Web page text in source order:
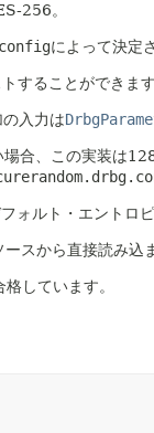
256。
によって決定
することができます
入力は
合、この実装は
ォルト・エントロ
スから直接読み込
しています。